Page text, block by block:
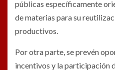
públicas específicamente
de materias para su
productivos.
Por otra parte, se prevén
incentivos y la participación